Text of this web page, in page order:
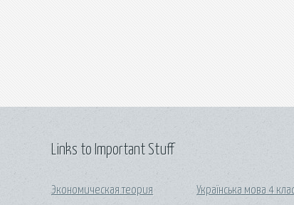
Links to Important Stuff
Экономическая теория Українська мова 4